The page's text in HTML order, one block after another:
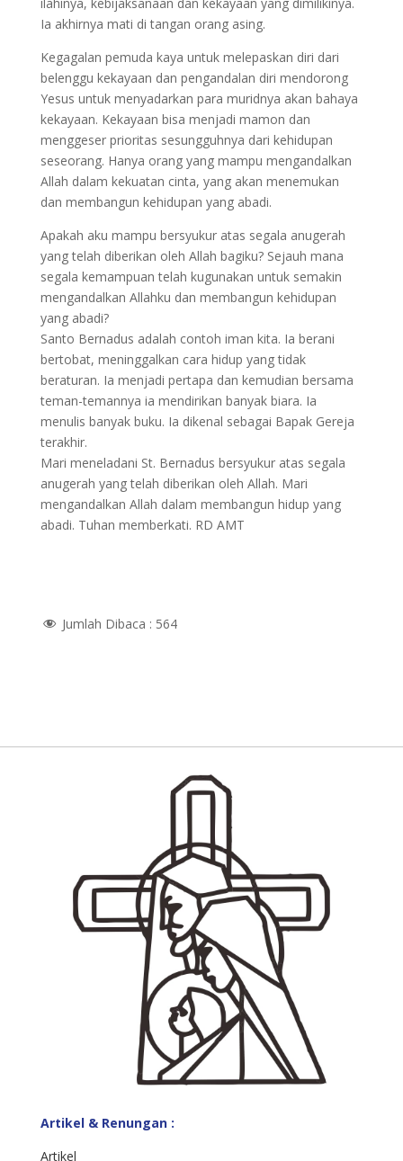
Ia akhirnya mati di tangan orang asing.
Kegagalan pemuda kaya untuk melepaskan diri dari
belenggu kekayaan dan pengandalan diri mendorong
Yesus untuk menyadarkan para muridnya akan bahaya
kekayaan. Kekayaan bisa menjadi mamon dan
menggeser prioritas sesungguhnya dari kehidupan
seseorang. Hanya orang yang mampu mengandalkan
Allah dalam kekuatan cinta, yang akan menemukan
dan membangun kehidupan yang abadi.
Apakah aku mampu bersyukur atas segala anugerah
yang telah diberikan oleh Allah bagiku? Sejauh mana
segala kemampuan telah kugunakan untuk semakin
mengandalkan Allahku dan membangun kehidupan
yang abadi?
Santo Bernadus adalah contoh iman kita. Ia berani
bertobat, meninggalkan cara hidup yang tidak
beraturan. Ia menjadi pertapa dan kemudian bersama
teman-temannya ia mendirikan banyak biara. Ia
menulis banyak buku. Ia dikenal sebagai Bapak Gereja
terakhir.
Mari meneladani St. Bernadus bersyukur atas segala
anugerah yang telah diberikan oleh Allah. Mari
mengandalkan Allah dalam membangun hidup yang
abadi. Tuhan memberkati. RD AMT
Jumlah Dibaca : 564
Artikel & Renungan :
Artikel